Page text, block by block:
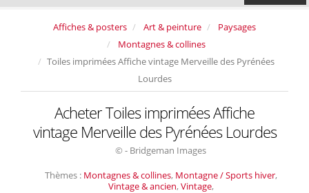
Affiches & posters Art & peinture
Paysages
Montagnes & collines
Toiles imprimées Affiche vintage Merveille des Pyrénées
Lourdes
Acheter Toiles imprimées Affiche
vintage Merveille des Pyrénées Lourdes
© - Bridgeman Images
Thèmes : Montagnes & collines, Montagne / Sports hiver,
Vintage & ancien, Vintage,